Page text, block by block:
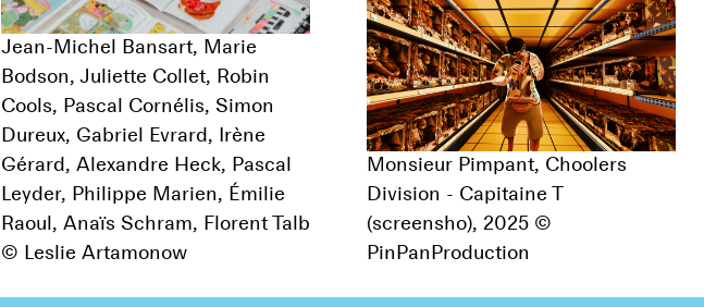
Jean-Michel Bansart, Marie
Bodson, Juliette Collet, Robin
Cools, Pascal Cornélis, Simon
Dureux, Gabriel Evrard, Irène
Gérard, Alexandre Heck, Pascal
Leyder, Philippe Marien, Émilie
Raoul, Anaïs Schram, Florent Talb
© Leslie Artamonow
Monsieur Pimpant, Choolers
Division - Capitaine T
(screensho), 2025 ©
PinPanProduction